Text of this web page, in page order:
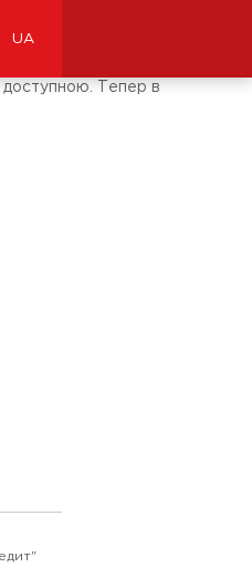
UA
доступною. Тепер в